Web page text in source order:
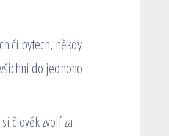
či bytech, někdy
do jednoho
člověk zvolí za